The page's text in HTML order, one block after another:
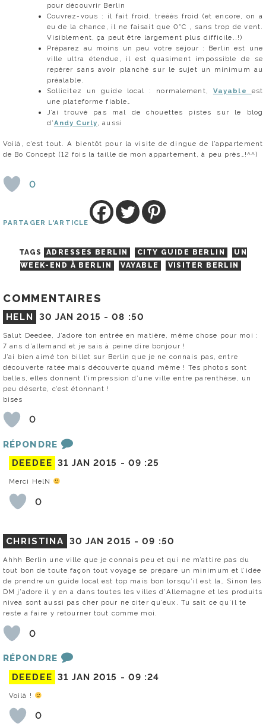
pour découvrir Berlin
Couvrez-vous : il fait froid, trèèès froid (et encore, on a
eu de la chance, il ne faisait que 0°C , sans trop de vent.
Visiblement, ça peut être largement plus difficile..!)
Préparez au moins un peu votre séjour : Berlin est une
ville ultra étendue, il est quasiment impossible de se
repérer sans avoir planché sur le sujet un minimum au
préalable.
Sollicitez un guide local : normalement, Vayable est
une plateforme fiable…
J’ai trouvé pas mal de chouettes pistes sur le blog
d’Andy Curly, aussi
Voilà, c’est tout. A bientôt pour la visite de dingue de l’appartement
de Bo Concept (12 fois la taille de mon appartement, à peu près…!^^)
0
PARTAGER L'ARTICLE
TAGS ADRESSES BERLIN CITY GUIDE BERLIN
UN
WEEK-END À BERLIN
VAYABLE VISITER BERLIN
COMMENTAIRES
HELN 30 JAN 2015 -08 :50
Salut Deedee, J’adore ton entrée en matière, même chose pour moi :
7 ans d’allemand et je sais à peine dire bonjour !
J’ai bien aimé ton billet sur Berlin que je ne connais pas, entre
découverte ratée mais découverte quand même ! Tes photos sont
belles, elles donnent l’impression d’une ville entre parenthèse, un
peu déserte, c’est étonnant !
bises
0
RÉPONDRE
DEEDEE 31 JAN 2015 - 09 :25
Merci HelN
0
CHRISTINA 30 JAN 2015 -09 :50
Ahhh Berlin une ville que je connais peu et qui ne m’attire pas du
tout bon de toute façon tout voyage se prépare un minimum et l’idée
de prendre un guide local est top mais bon lorsqu’il est la… Sinon les
DM j’adore il y en a dans toutes les villes d’Allemagne et les produits
nivea sont aussi pas cher pour ne citer qu’eux. Tu sait ce qu’il te
reste a faire y retourner tout comme moi.
0
RÉPONDRE
DEEDEE 31 JAN 2015 - 09 :24
Voilà !
0